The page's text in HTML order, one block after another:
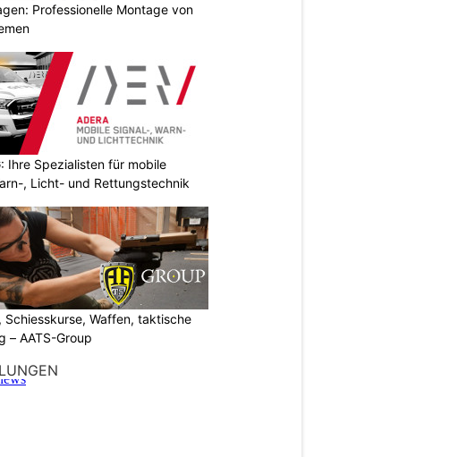
Professionelle Montage von
Ihre Spezialisten für mobile
, Licht- und Rettungstechnik
Schiesskurse, Waffen, taktische
– AATS-Group